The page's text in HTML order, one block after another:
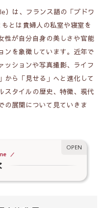
）は、フランス語の「ブドワ
とは貴婦人の私室や寝室を
性が自分自身の美しさや官能
ンを象徴しています。近年で
ッションや写真撮影、ライフ
から「見せる」へと進化して
スタイルの歴史、特徴、現代
の展開について見ていきま